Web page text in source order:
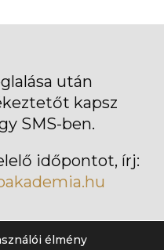
után
kapsz
SMS-ben.
időpontot, írj:
élmény